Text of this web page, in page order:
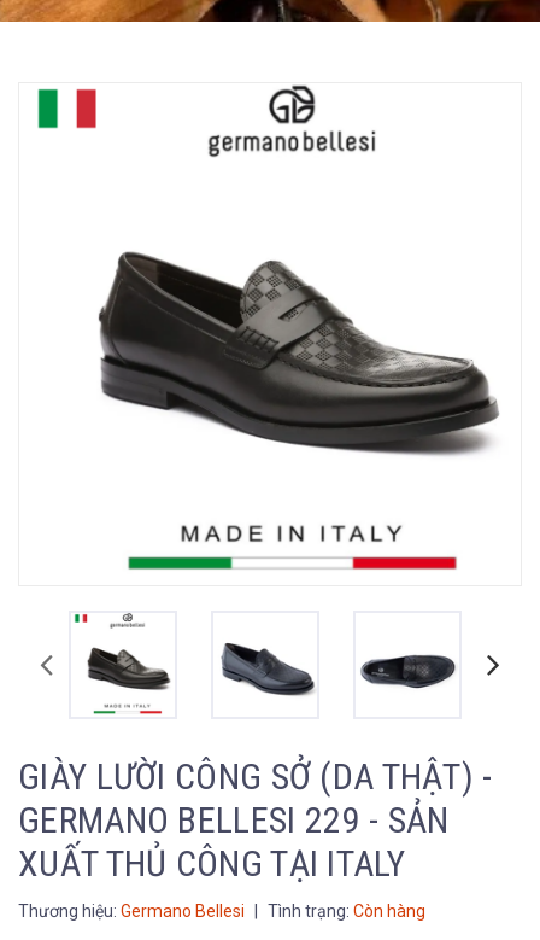
GIÀY LƯỜI CÔNG SỞ (DA THẬT) -
GERMANO BELLESI 229 - SẢN
XUẤT THỦ CÔNG TẠI ITALY
Thương hiệu: Germano Bellesi Tình trạng: Còn hàng